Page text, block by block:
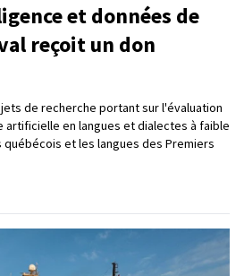
et données de
reçoit un don
de recherche portant sur l'évaluation
en langues et dialectes à faible
et les langues des Premiers